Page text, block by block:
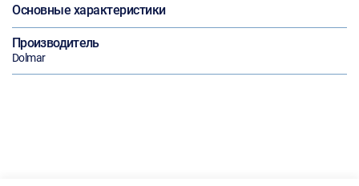
Основные характеристики
Производитель
Dolmar